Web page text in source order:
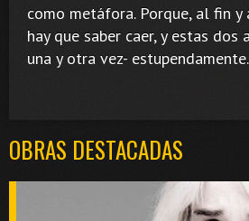
como metáfora. Porque, al fin y
hay que saber caer, y estas
una y otra vez- estupendamente.
OBRAS DESTACADAS